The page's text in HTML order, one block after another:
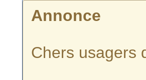
Annonce
Chers usagers